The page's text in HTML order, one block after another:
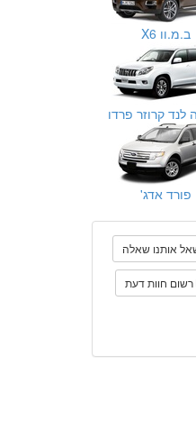
ב.מ.וו X6
לנד קרוזר פרדו
פורד אדג'
אותנו שאלה
רשום חוות דעת